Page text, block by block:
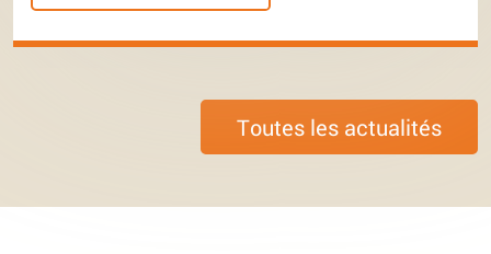
Toutes les actualités